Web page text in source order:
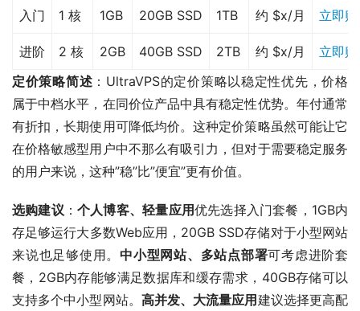
入门 1 核 1GB 20GB SSD 1TB 约 $x/月 立即
进阶 2 核 2GB 40GB SSD 2TB 约 $x/月
立即
定价策略简述 ：UltraVPS的定价策略以稳定性优先，价格
属于中档水平，在同价位产品中具有稳定性优势。年付通常
有折扣，长期使用可降低均价。这种定价策略虽然可能让它
在价格敏感型用户中不那么有吸引力，但对于需要稳定服务
的用户来说，这种”稳”比”便宜”更有价值。
选购建议 ：个人博客、轻量应用优先选择入门套餐，1GB内
存足够运行大多数Web应用，20GB SSD存储对于小型网站
来说也足够使用。 中小型网站、多站点部署可考虑进阶套
餐，2GB内存能够满足数据库和缓存需求，40GB存储可以
支持多个中小型网站。 高并发、大流量应用 建议选择更高配